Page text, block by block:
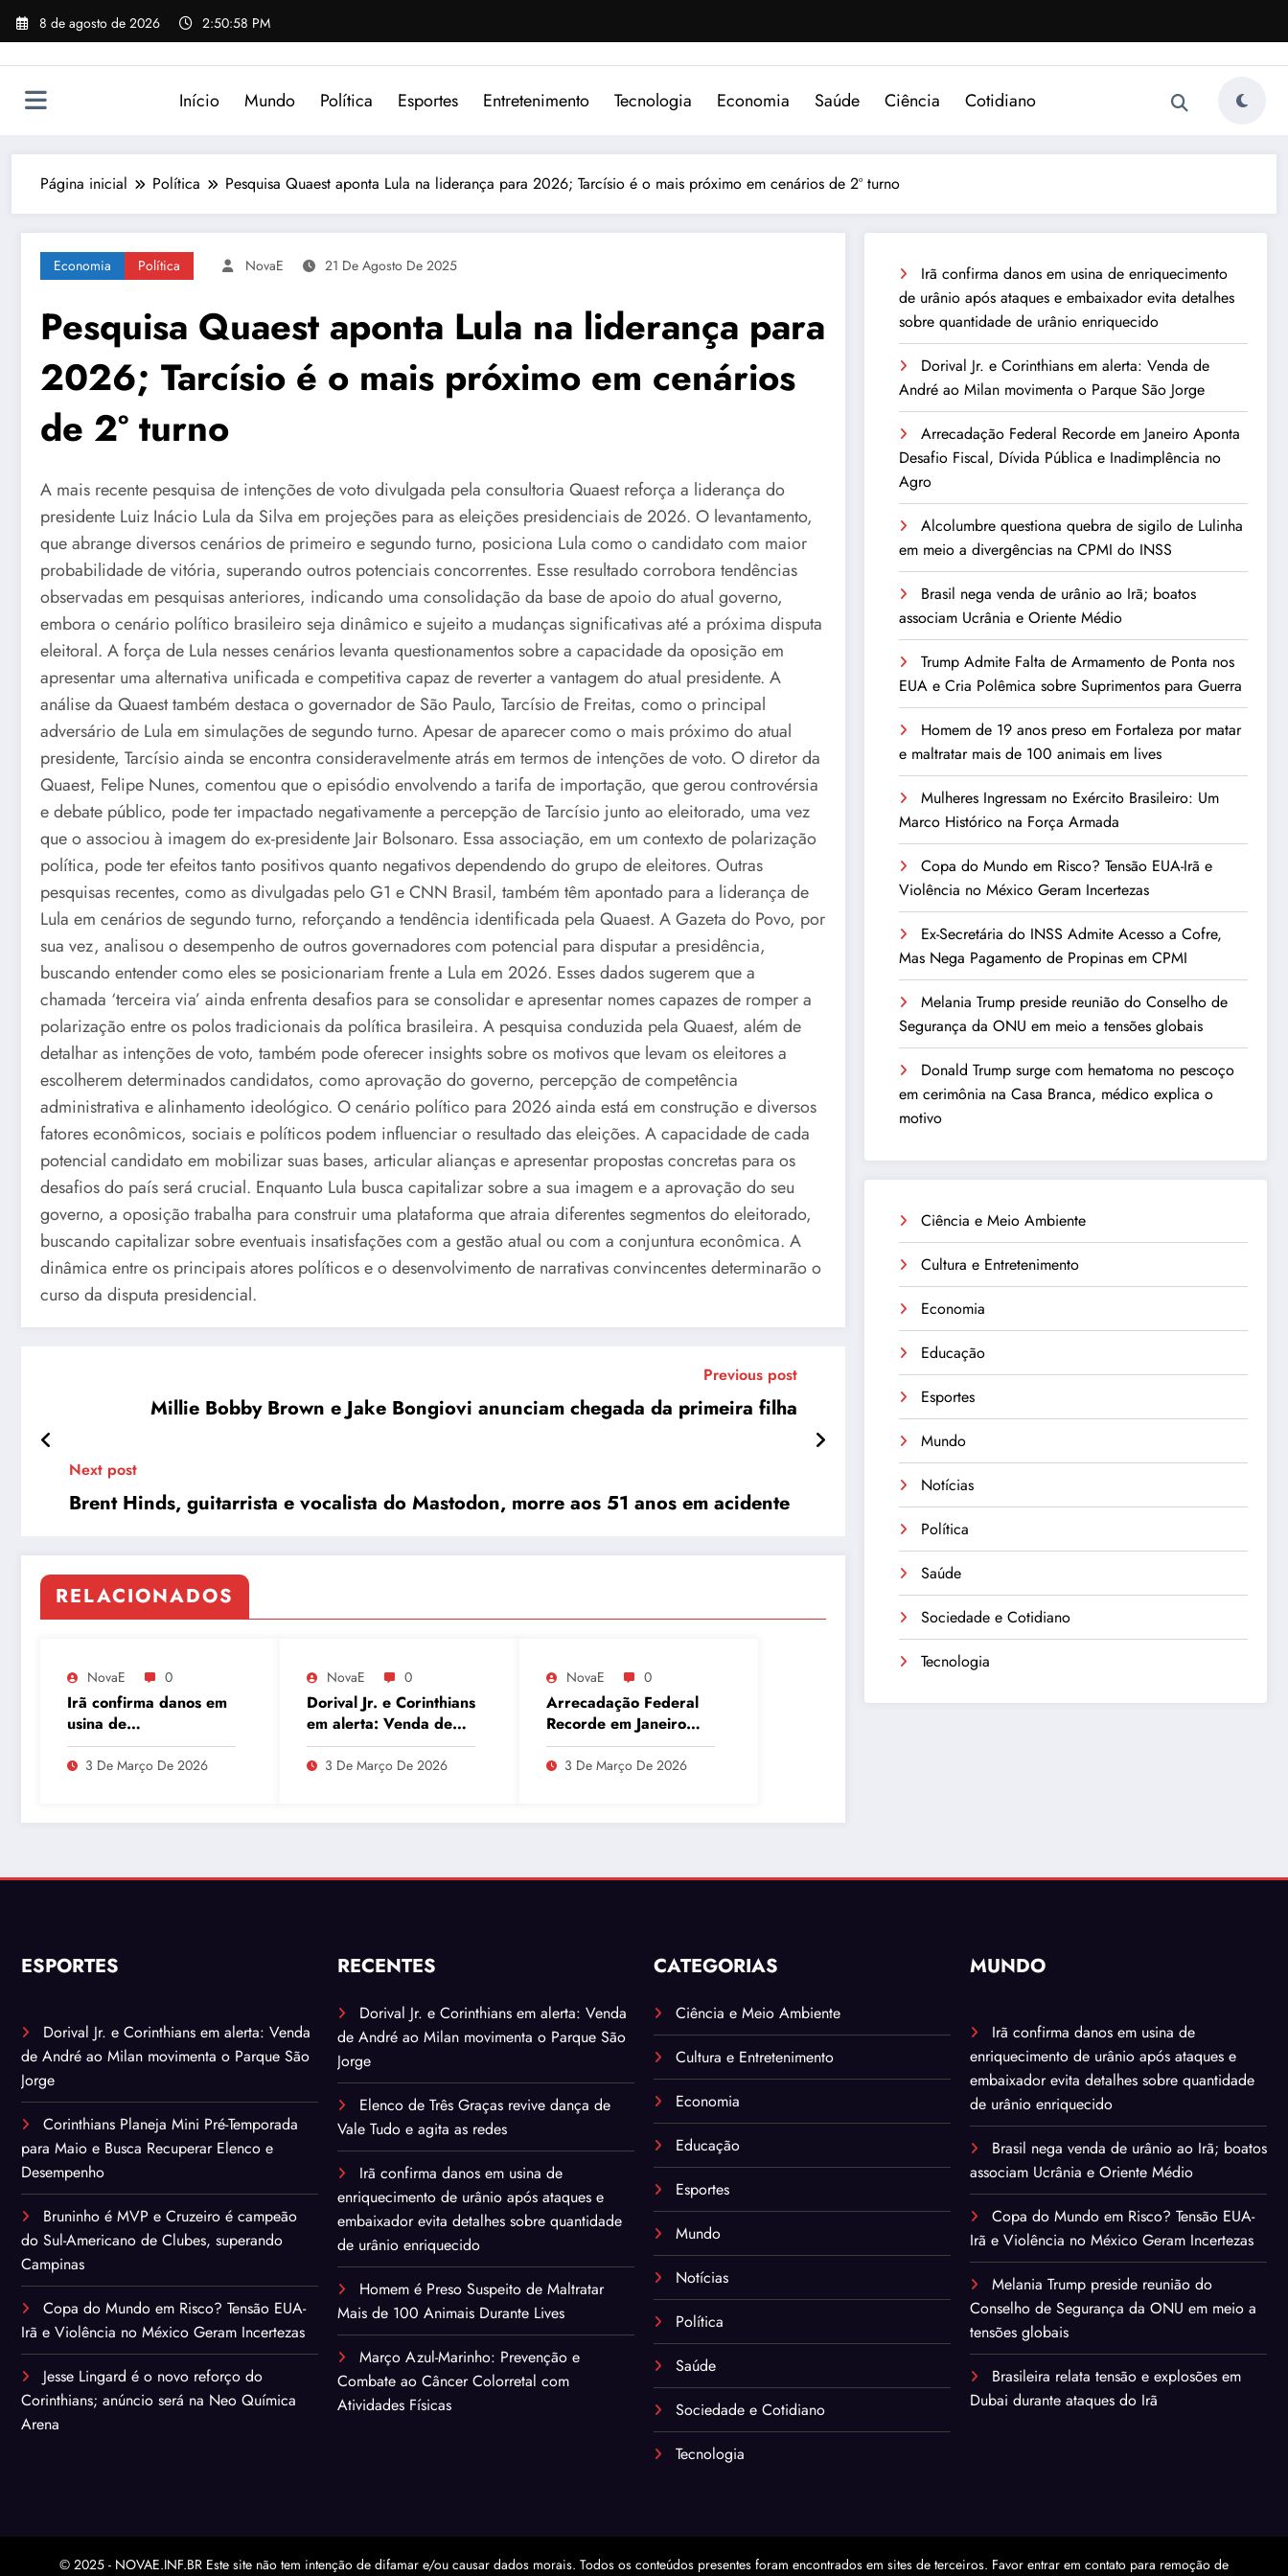
Pular
para
8 de agosto de 2026 2:50:58 PM
Início Mundo Política Esportes Entretenimento Tecnologia Economia Saúde Ciência Cotidiano
Página inicial Política Pesquisa Quaest aponta Lula na liderança para 2026; Tarcísio é o mais próximo em cenários de 2º turno
Economia Política NovaE 21 De Agosto De 2025
Pesquisa Quaest aponta Lula na liderança para
2026; Tarcísio é o mais próximo em cenários
de 2º turno
A mais recente pesquisa de intenções de voto divulgada pela consultoria Quaest reforça a liderança do
presidente Luiz Inácio Lula da Silva em projeções para as eleições presidenciais de 2026. O levantamento,
que abrange diversos cenários de primeiro e segundo turno, posiciona Lula como o candidato com maior
probabilidade de vitória, superando outros potenciais concorrentes. Esse resultado corrobora tendências
observadas em pesquisas anteriores, indicando uma consolidação da base de apoio do atual governo,
embora o cenário político brasileiro seja dinâmico e sujeito a mudanças significativas até a próxima disputa
eleitoral. A força de Lula nesses cenários levanta questionamentos sobre a capacidade da oposição em
apresentar uma alternativa unificada e competitiva capaz de reverter a vantagem do atual presidente. A
análise da Quaest também destaca o governador de São Paulo, Tarcísio de Freitas, como o principal
adversário de Lula em simulações de segundo turno. Apesar de aparecer como o mais próximo do atual
presidente, Tarcísio ainda se encontra consideravelmente atrás em termos de intenções de voto. O diretor da
Quaest, Felipe Nunes, comentou que o episódio envolvendo a tarifa de importação, que gerou controvérsia
e debate público, pode ter impactado negativamente a percepção de Tarcísio junto ao eleitorado, uma vez
que o associou à imagem do ex-presidente Jair Bolsonaro. Essa associação, em um contexto de polarização
política, pode ter efeitos tanto positivos quanto negativos dependendo do grupo de eleitores. Outras
pesquisas recentes, como as divulgadas pelo G1 e CNN Brasil, também têm apontado para a liderança de
Lula em cenários de segundo turno, reforçando a tendência identificada pela Quaest. A Gazeta do Povo, por
sua vez, analisou o desempenho de outros governadores com potencial para disputar a presidência,
buscando entender como eles se posicionariam frente a Lula em 2026. Esses dados sugerem que a
chamada ‘terceira via’ ainda enfrenta desafios para se consolidar e apresentar nomes capazes de romper a
polarização entre os polos tradicionais da política brasileira. A pesquisa conduzida pela Quaest, além de
detalhar as intenções de voto, também pode oferecer insights sobre os motivos que levam os eleitores a
escolherem determinados candidatos, como aprovação do governo, percepção de competência
administrativa e alinhamento ideológico. O cenário político para 2026 ainda está em construção e diversos
fatores econômicos, sociais e políticos podem influenciar o resultado das eleições. A capacidade de cada
potencial candidato em mobilizar suas bases, articular alianças e apresentar propostas concretas para os
desafios do país será crucial. Enquanto Lula busca capitalizar sobre a sua imagem e a aprovação do seu
governo, a oposição trabalha para construir uma plataforma que atraia diferentes segmentos do eleitorado,
buscando capitalizar sobre eventuais insatisfações com a gestão atual ou com a conjuntura econômica. A
dinâmica entre os principais atores políticos e o desenvolvimento de narrativas convincentes determinarão o
curso da disputa presidencial.
Previous post
Millie Bobby Brown e Jake Bongiovi anunciam chegada da primeira filha
Next post
Brent Hinds, guitarrista e vocalista do Mastodon, morre aos 51 anos em acidente
RELACIONADOS
NovaE 0
Irã confirma danos em
usina de
enriquecimento de
urânio após ataques e
quantidade de urânio
3 De Março De 2026
NovaE 0
Dorival Jr. e Corinthians
em alerta: Venda de
André ao Milan
movimenta o Parque
3 De Março De 2026
NovaE 0
Arrecadação Federal
Recorde em Janeiro
Aponta Desafio Fiscal,
Dívida Pública e
3 De Março De 2026
Irã confirma danos em usina de enriquecimento
de urânio após ataques e embaixador evita detalhes
sobre quantidade de urânio enriquecido
Dorival Jr. e Corinthians em alerta: Venda de
André ao Milan movimenta o Parque São Jorge
Arrecadação Federal Recorde em Janeiro Aponta
Desafio Fiscal, Dívida Pública e Inadimplência no
Agro
Alcolumbre questiona quebra de sigilo de Lulinha
em meio a divergências na CPMI do INSS
Brasil nega venda de urânio ao Irã; boatos
associam Ucrânia e Oriente Médio
Trump Admite Falta de Armamento de Ponta nos
EUA e Cria Polêmica sobre Suprimentos para Guerra
Homem de 19 anos preso em Fortaleza por matar
e maltratar mais de 100 animais em lives
Mulheres Ingressam no Exército Brasileiro: Um
Marco Histórico na Força Armada
Copa do Mundo em Risco? Tensão EUA-Irã e
Violência no México Geram Incertezas
Ex-Secretária do INSS Admite Acesso a Cofre,
Mas Nega Pagamento de Propinas em CPMI
Melania Trump preside reunião do Conselho de
Segurança da ONU em meio a tensões globais
Donald Trump surge com hematoma no pescoço
em cerimônia na Casa Branca, médico explica o
motivo
Ciência e Meio Ambiente
Cultura e Entretenimento
Economia
Educação
Esportes
Mundo
Notícias
Política
Saúde
Sociedade e Cotidiano
Tecnologia
ESPORTES
Dorival Jr. e Corinthians em alerta: Venda
de André ao Milan movimenta o Parque São
Jorge
Corinthians Planeja Mini Pré-Temporada
para Maio e Busca Recuperar Elenco e
Desempenho
Bruninho é MVP e Cruzeiro é campeão
do Sul-Americano de Clubes, superando
Campinas
Copa do Mundo em Risco? Tensão EUA-
Irã e Violência no México Geram Incertezas
Jesse Lingard é o novo reforço do
Corinthians; anúncio será na Neo Química
Arena
RECENTES
Dorival Jr. e Corinthians em alerta: Venda
de André ao Milan movimenta o Parque São
Jorge
Elenco de Três Graças revive dança de
Vale Tudo e agita as redes
Irã confirma danos em usina de
enriquecimento de urânio após ataques e
embaixador evita detalhes sobre quantidade
de urânio enriquecido
Homem é Preso Suspeito de Maltratar
Mais de 100 Animais Durante Lives
Março Azul-Marinho: Prevenção e
Combate ao Câncer Colorretal com
Atividades Físicas
CATEGORIAS
Ciência e Meio Ambiente
Cultura e Entretenimento
Economia
Educação
Esportes
Mundo
Notícias
Política
Saúde
Sociedade e Cotidiano
Tecnologia
MUNDO
Irã confirma danos em usina de
enriquecimento de urânio após ataques e
embaixador evita detalhes sobre quantidade
de urânio enriquecido
Brasil nega venda de urânio ao Irã; boatos
associam Ucrânia e Oriente Médio
Copa do Mundo em Risco? Tensão EUA-
Irã e Violência no México Geram Incertezas
Melania Trump preside reunião do
Conselho de Segurança da ONU em meio a
tensões globais
Brasileira relata tensão e explosões em
Dubai durante ataques do Irã
© 2025 - NOVAE.INF.BR Este site não tem intenção de difamar e/ou causar dados morais. Todos os conteúdos presentes foram encontrados em sites de terceiros. Favor entrar em contato para remoção de